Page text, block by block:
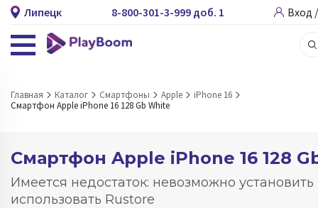
Липецк 8-800-301-3-999 доб. 1 Вход
Главная Каталог Смартфоны Apple
iPhone 16
Смартфон Apple iPhone 16 128 Gb White
Смартфон Apple iPhone 16 128
Имеется недостаток: невозможно установить
использовать Rustore